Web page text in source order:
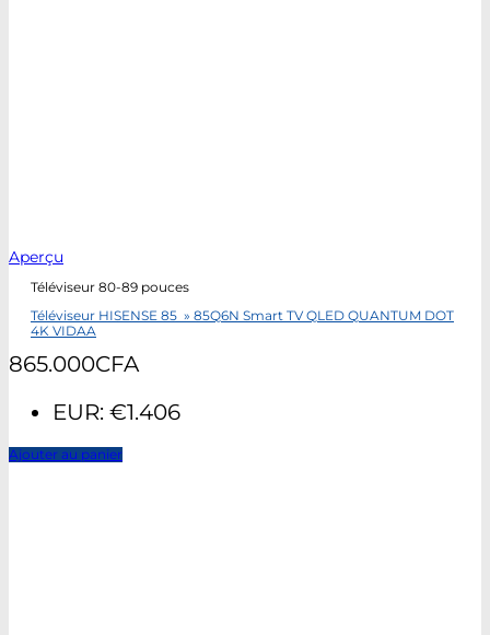
Aperçu
Téléviseur 80-89 pouces
Téléviseur HISENSE 85 » 85Q6N Smart TV QLED QUANTUM DOT
4K VIDAA
865.000CFA
EUR: €1.406
Ajouter au panier